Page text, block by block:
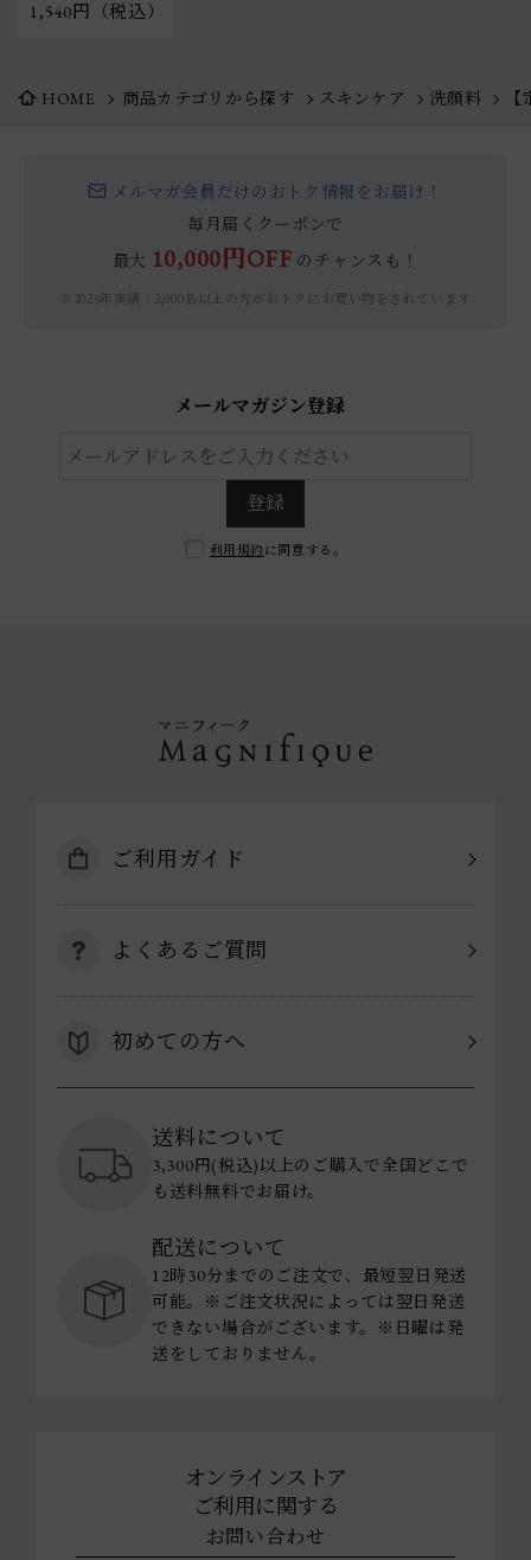
1,540円（税込）
HOME 商品カテゴリから探す スキンケア 洗顔料
メルマガ会員だけのおトク情報をお届け！
毎月届くクーポンで
最大 10,000円OFF のチャンスも！
※2025年実績：2,000名以上の方がおトクにお買い物をされています
メールマガジン登録
登録
利用規約 に同意する。
ご利用ガイド
よくあるご質問
初めての方へ
送料について
3,300円(税込)以上のご購入で全国どこで
も送料無料でお届け。
配送について
12時30分までのご注文で、最短翌日発送
可能。※ご注文状況によっては翌日発送
できない場合がございます。※日曜は発
送をしておりません。
オンラインストア
ご利用に関する
お問い合わせ